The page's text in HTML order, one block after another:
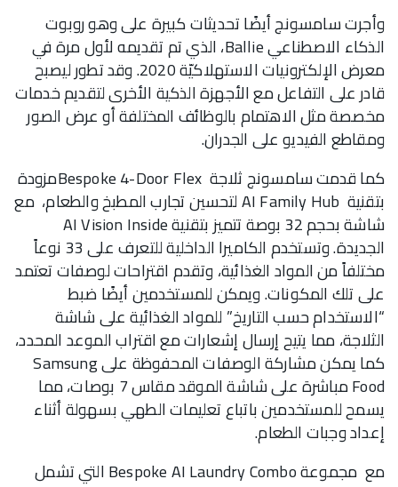
وأجرت سامسونج أيضًا تحديثات كبيرة على وهو روبوت
الذكاء الاصطناعي Ballie، الذي تم تقديمه لأول مرة في
معرض الإلكترونيات الاستهلاكيّة 2020. وقد تطور ليصبح
قادر على التفاعل مع الأجهزة الذكية الأخرى لتقديم خدمات
مخصصة مثل الاهتمام بالوظائف المختلفة أو عرض الصور
ومقاطع الفيديو على الجدران.
كما قدمت سامسونج ثلاجة Bespoke 4-Door Flexمزودة
بتقنية AI Family Hub لتحسين تجارب المطبخ والطعام، مع
شاشة بحجم 32 بوصة تتميز بتقنية AI Vision Inside
الجديدة. وتستخدم الكاميرا الداخلية للتعرف على 33 نوعاً
مختلفاً من المواد الغذائية، وتقدم اقتراحات لوصفات تعتمد
على تلك المكونات. ويمكن للمستخدمين أيضًا ضبط
“الاستخدام حسب التاريخ” للمواد الغذائية على شاشة
الثلاجة، مما يتيح إرسال إشعارات مع اقتراب الموعد المحدد،
كما يمكن مشاركة الوصفات المحفوظة على Samsung
Food مباشرة على شاشة الموقد مقاس 7 بوصات، مما
يسمح للمستخدمين باتباع تعليمات الطهي بسهولة أثناء
إعداد وجبات الطعام.
مع مجموعة Bespoke AI Laundry Combo التي تشمل